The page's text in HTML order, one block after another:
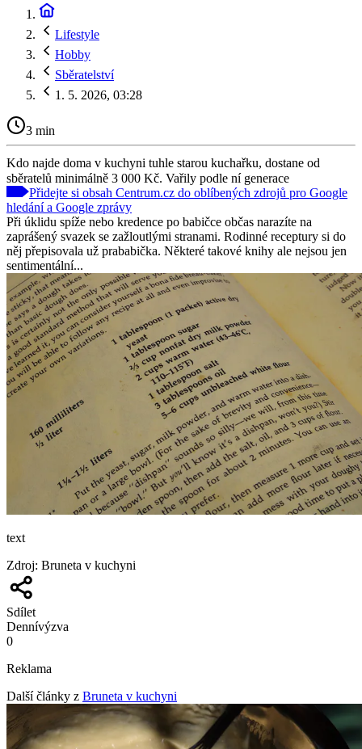
Lifestyle
Hobby
Sběratelství
1. 5. 2026, 03:28
3 min
Kdo najde doma v kuchyni tuhle starou kuchařku, dostane od
sběratelů minimálně 3 000 Kč. Vařily podle ní generace
Přidejte si obsah Centrum.cz do oblíbených zdrojů pro Google
hledání a Google zprávy
Při úklidu spíže nebo kredence po babičce občas narazíte na
zaprášený svazek se zažloutlými stranami. Rodinné receptury si do
něj přepisovala už prababička. Některé takové knihy ale nejsou jen
sentimentální...
text
Zdroj: Bruneta v kuchyni
Sdílet
Dennívýzva
0
Reklama
Další články z Bruneta v kuchyni